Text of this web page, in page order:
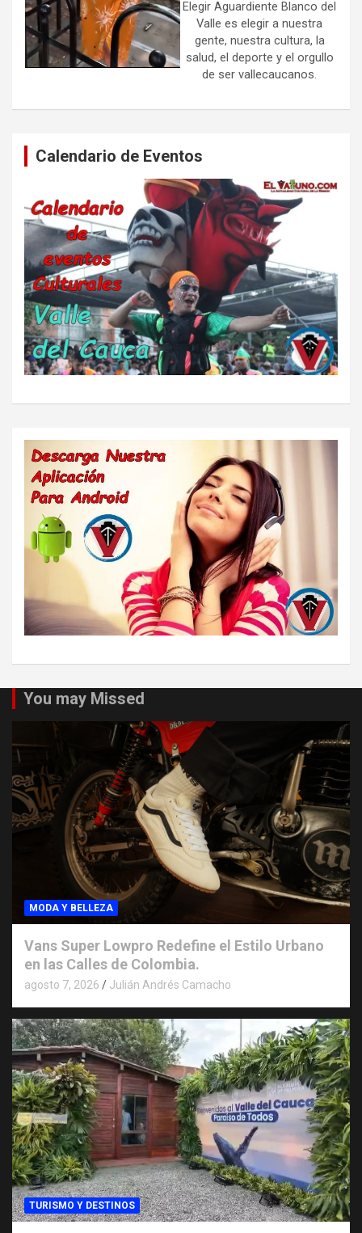
Elegir Aguardiente Blanco del
Valle es elegir a nuestra
gente, nuestra cultura, la
salud, el deporte y el orgullo
de ser vallecaucanos.
Calendario de Eventos
You may Missed
MODA Y BELLEZA
Vans Super Lowpro Redefine el Estilo Urbano
en las Calles de Colombia.
agosto 7, 2026 Julián Andrés Camacho
TURISMO Y DESTINOS